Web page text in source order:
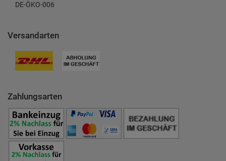
DE-ÖKO-006
Versandarten
Zahlungsarten